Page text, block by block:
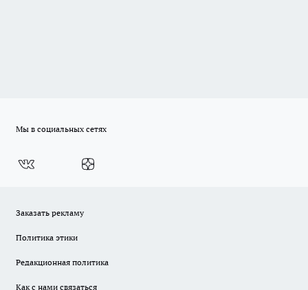
Мы в социальных сетях
Заказать рекламу
Политика этики
Редакционная политика
Как с нами связаться